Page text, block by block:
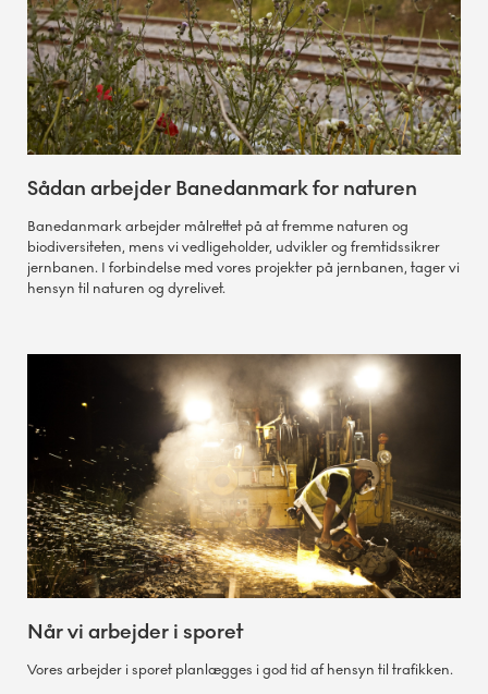
Sådan arbejder Banedanmark for naturen
Banedanmark arbejder målrettet på at fremme naturen og
biodiversiteten, mens vi vedligeholder, udvikler og fremtidssikrer
jernbanen. I forbindelse med vores projekter på jernbanen, tager vi
hensyn til naturen og dyrelivet.
Når vi arbejder i sporet
Vores arbejder i sporet planlægges i god tid af hensyn til trafikken.